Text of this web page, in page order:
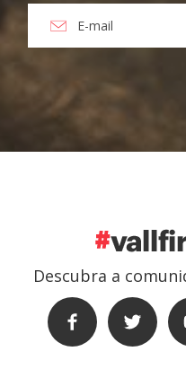
Descubra a